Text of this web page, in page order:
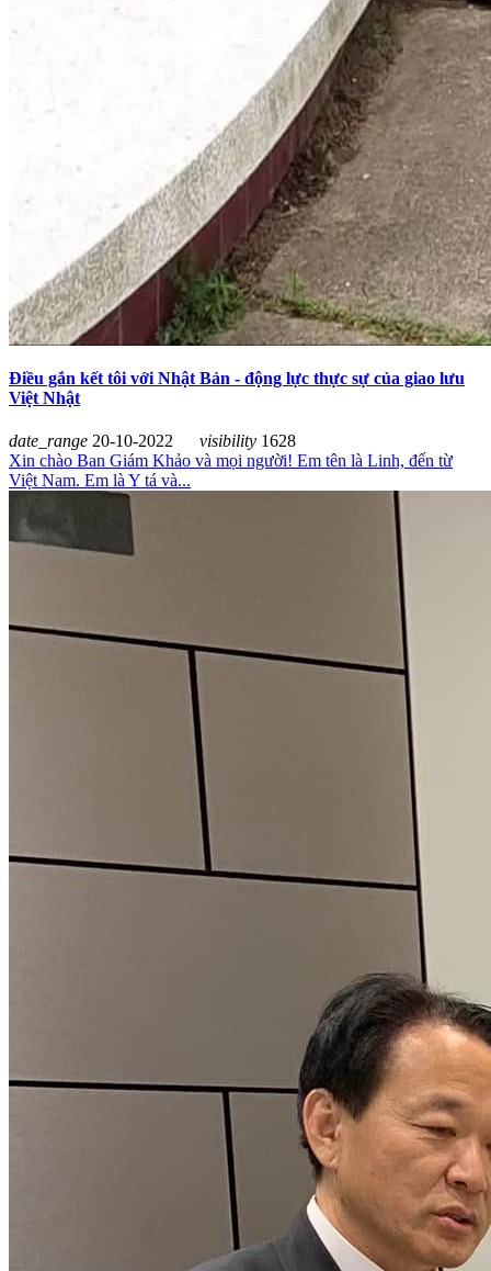
Điều gắn kết tôi với Nhật Bản - động lực thực sự của giao lưu
Việt Nhật
date_range 20-10-2022 visibility 1628
Xin chào Ban Giám Khảo và mọi người! Em tên là Linh, đến từ
Việt Nam. Em là Y tá và...